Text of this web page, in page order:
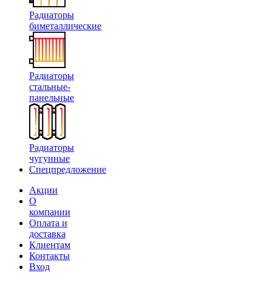
Радиаторы
биметаллические
Радиаторы
стальные-
панельные
Радиаторы
чугунные
Спецпредложение
Акции
О
компании
Оплата и
доставка
Клиентам
Контакты
Вход